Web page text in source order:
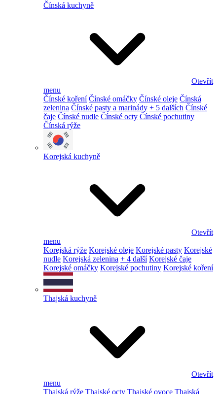
Čínská kuchyně
Otevřít
menu
Čínské koření Čínské omáčky Čínské oleje Čínská
zelenina Čínské pasty a marinády + 5 dalších Čínské
čaje Čínské nudle Čínské octy Čínské pochutiny
Čínská rýže
Korejská kuchyně
Otevřít
menu
Korejská rýže Korejské oleje Korejské pasty Korejské
nudle Korejská zelenina + 4 další Korejské čaje
Korejské omáčky Korejské pochutiny Korejské koření
Thajská kuchyně
Otevřít
menu
Thajská rýže Thajské octy Thajské ovoce Thajská